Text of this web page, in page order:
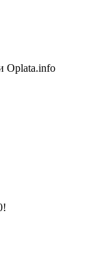
Oplata.info